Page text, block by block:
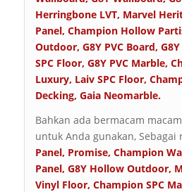
Herringbone LVT, Marvel
Panel, Champion Hollow
Outdoor, G8Y PVC Board,
SPC Floor, G8Y PVC Marble,
Luxury, Laiv SPC Floor,
Decking, Gaia Neomarble.
Bahkan ada bermacam
untuk Anda gunakan, Sebagai
Panel, Promise, Champion
Panel, G8Y Hollow Outdoor,
Vinyl Floor, Champion SPC